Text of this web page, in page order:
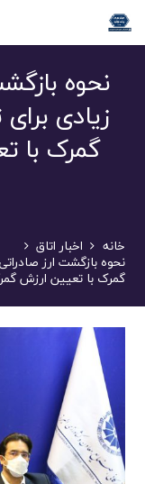
نحوه
زیادی
گمرک با
خانه اخبار اتاق
نحوه بازگشت ارز
گمرک با تعیین ارزش